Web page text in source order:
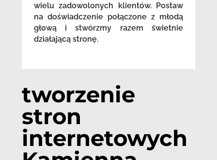
wielu zadowolonych klientów. Postaw
na doświadczenie połączone z młodą
głową i stwórzmy razem świetnie
działającą stronę.
tworzenie
stron
internetowych